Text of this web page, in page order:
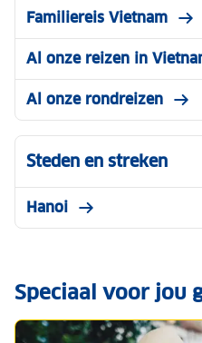
Familiereis Vietnam
Al onze reizen in
Al onze rondreizen
Steden en streken
Hanoi
Speciaal voor jou